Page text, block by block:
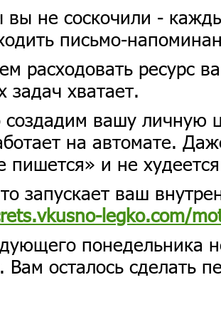
вы не соскочили -
письмо-
расходовать ресурс
задач хватает.
вашу личную
на автомате.
пишется» и не
запускает ваш
legko.com/
понедельника
Вам осталось сделать